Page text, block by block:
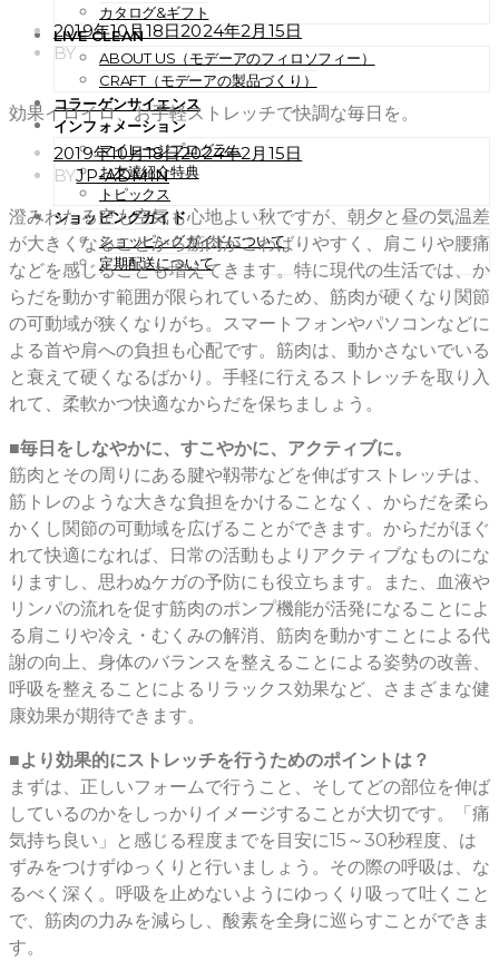
カタログ&ギフト
LIVE CLEAN
ABOUT US（モデーアのフィロソフィー）
CRAFT（モデーアの製品づくり）
コラーゲンサイエンス
インフォメーション
マイレージプログラム
お友達紹介特典
トピックス
ショッピングガイド
ショッピングガイドについて
定期配送について
POSTED
ON
2019年10月18日2024年2月15日
BY
効果イロイロ、お手軽ストレッチで快調な毎日を。
POSTED
ON
2019年10月18日2024年2月15日
BYJP-ADMIN
澄みわたる空も空気も心地よい秋ですが、朝夕と昼の気温差
が大きくなることから筋肉がこわばりやすく、肩こりや腰痛
などを感じることも増えてきます。特に現代の生活では、か
らだを動かす範囲が限られているため、筋肉が硬くなり関節
の可動域が狭くなりがち。スマートフォンやパソコンなどに
よる首や肩への負担も心配です。筋肉は、動かさないでいる
と衰えて硬くなるばかり。手軽に行えるストレッチを取り入
れて、柔軟かつ快適なからだを保ちましょう。
■毎日をしなやかに、すこやかに、アクティブに。
筋肉とその周りにある腱や靱帯などを伸ばすストレッチは、
筋トレのような大きな負担をかけることなく、からだを柔ら
かくし関節の可動域を広げることができます。からだがほぐ
れて快適になれば、日常の活動もよりアクティブなものにな
りますし、思わぬケガの予防にも役立ちます。また、血液や
リンパの流れを促す筋肉のポンプ機能が活発になることによ
る肩こりや冷え・むくみの解消、筋肉を動かすことによる代
謝の向上、身体のバランスを整えることによる姿勢の改善、
呼吸を整えることによるリラックス効果など、さまざまな健
康効果が期待できます。
■より効果的にストレッチを行うためのポイントは？
まずは、正しいフォームで行うこと、そしてどの部位を伸ば
しているのかをしっかりイメージすることが大切です。「痛
気持ち良い」と感じる程度までを目安に15～30秒程度、は
ずみをつけずゆっくりと行いましょう。その際の呼吸は、な
るべく深く。呼吸を止めないようにゆっくり吸って吐くこと
で、筋肉の力みを減らし、酸素を全身に巡らすことができま
す。